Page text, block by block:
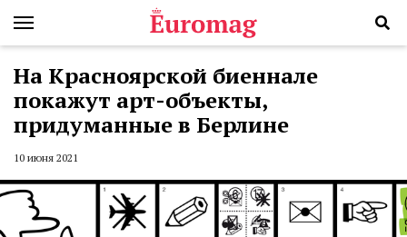
На Красноярской биеннале
покажут арт-объекты,
придуманные в Берлине
10 июня 2021